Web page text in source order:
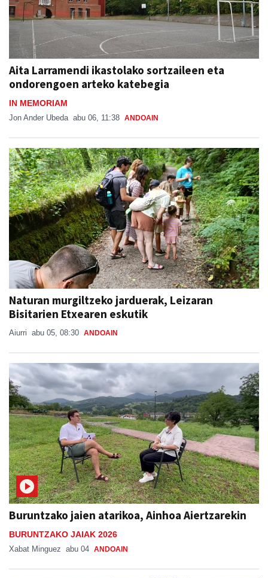
Aita Larramendi ikastolako sortzaileen eta
ondorengoen arteko katebegia
IN MEMORIAM
Jon Ander Ubeda abu 06, 11:38 ANDOAIN
Naturan murgiltzeko jarduerak, Leizaran
Bisitarien Etxearen eskutik
Aiurri abu 05, 08:30 ANDOAIN
Buruntzako jaien atarikoa, Ainhoa Aiertzarekin
BURUNTZAKO JAIAK 2026
Xabat Minguez abu 04 ANDOAIN